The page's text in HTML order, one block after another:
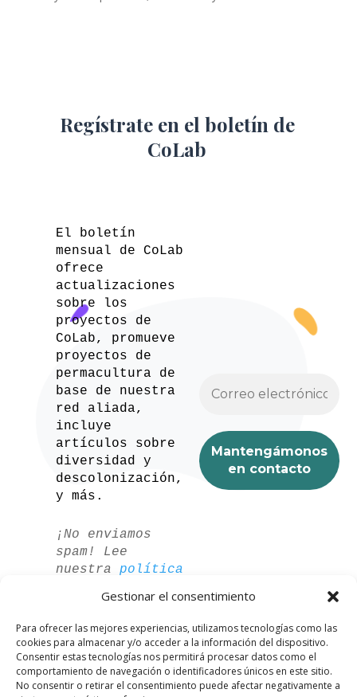
Gestionar el consentimiento
Para ofrecer las mejores experiencias, utilizamos tecnologías como las
cookies para almacenar y/o acceder a la información del dispositivo.
Consentir estas tecnologías nos permitirá procesar datos como el
comportamiento de navegación o identificadores únicos en este sitio.
No consentir o retirar el consentimiento puede afectar negativamente a
Regístrate en el boletín de
CoLab
El boletín
mensual de CoLab
ofrece
actualizaciones
sobre los
proyectos de
CoLab, promueve
proyectos de
permacultura de
base de nuestra
red aliada,
incluye
artículos sobre
diversidad y
descolonización,
y más.
¡No enviamos
spam! Lee
nuestra política
para más
información.